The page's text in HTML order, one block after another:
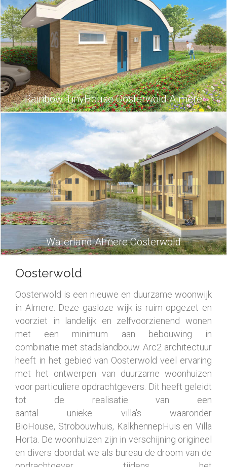
Rainbow TinyHouse Oosterwold Almere
Waterland Almere Oosterwold
Oosterwold
Oosterwold is een nieuwe en duurzame woonwijk
in Almere. Deze gasloze wijk is ruim opgezet en
voorziet in landelijk en zelfvoorzienend wonen
met een minimum aan bebouwing in
combinatie met stadslandbouw. Arc2 architectuur
heeft in het gebied van Oosterwold veel ervaring
met het ontwerpen van duurzame woonhuizen
voor particuliere opdrachtgevers. Dit heeft geleidt
tot de realisatie van een
aantal unieke villa's waaronder
BioHouse, Strobouwhuis, KalkhennepHuis en Villa
Horta. De woonhuizen zijn in verschijning origineel
en divers doordat we als bureau de droom van de